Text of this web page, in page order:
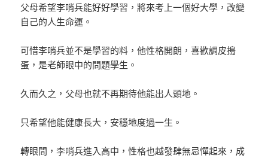
父母希望李哨兵能好好學習，將來考上一個好大學，改變
自己的人生命運。
可惜李哨兵並不是學習的料，他性格開朗，喜歡調皮搗
蛋，是老師眼中的問題學生。
久而久之，父母也就不再期待他能出人頭地。
只希望他能健康長大，安穩地度過一生。
轉眼間，李哨兵進入高中，性格也越發肆無忌憚起來，成